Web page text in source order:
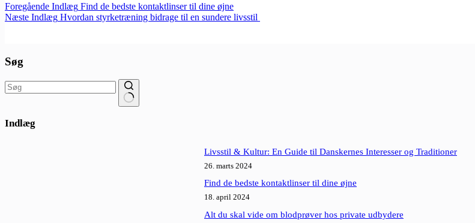
Foregående Indlæg Find de bedste kontaktlinser til dine øjne
Næste Indlæg Hvordan styrketræning bidrage til en sundere livsstil
Søg
resultater
Indlæg
Livsstil & Kultur: En Guide til Danskernes Interesser og Traditioner
26. marts 2024
Find de bedste kontaktlinser til dine øjne
18. april 2024
Alt du skal vide om blodprøver hos private udbydere